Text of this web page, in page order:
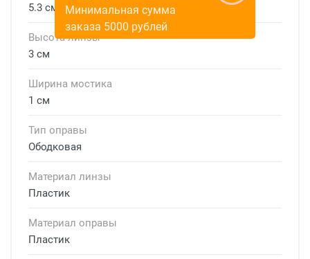
5.3 см
Высота линзы
3 см
Ширина мостика
1 см
Тип оправы
Ободковая
Материал линзы
Пластик
Материал оправы
Пластик
Минимальная сумма
заказа 5000 рублей